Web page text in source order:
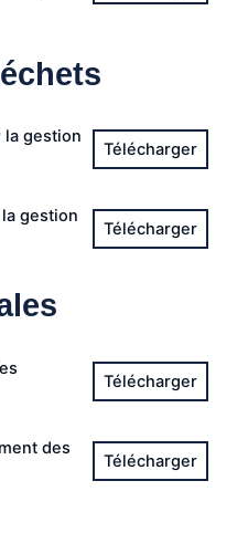
la gestion
gestion
des